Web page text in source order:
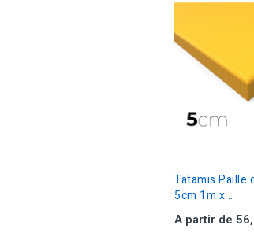
Tatamis Paille
5cm 1m x...
A partir de